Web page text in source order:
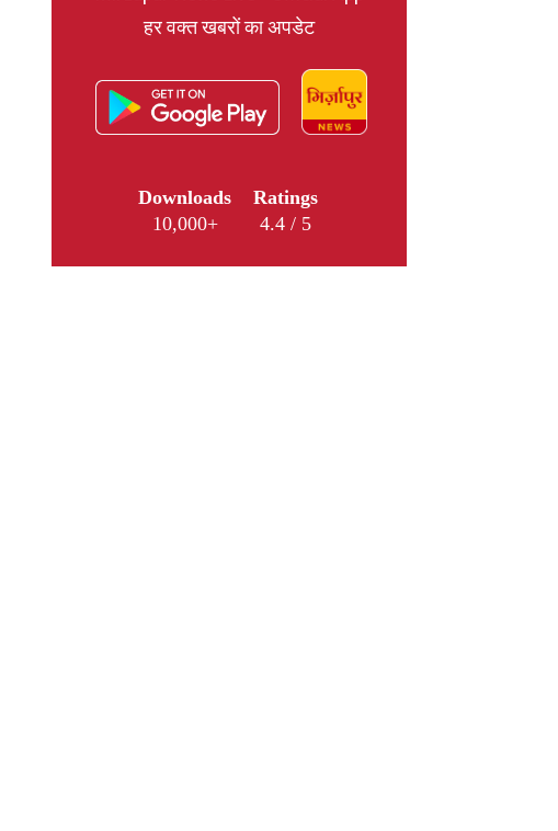
हर वक्त खबरों का अपडेट
Downloads
10,000+
Ratings
4.4 / 5